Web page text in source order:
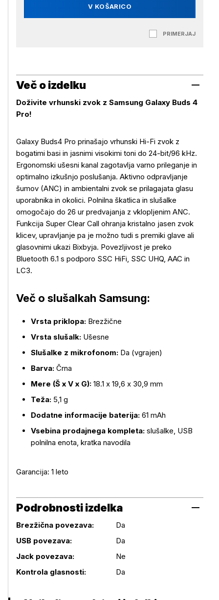
V KOŠARICO
PRIMERJAJ
Več o izdelku
Več o izdelku
Doživite vrhunski zvok z Samsung Galaxy Buds 4
Pro!
Galaxy Buds4 Pro prinašajo vrhunski Hi-Fi zvok z
bogatimi basi in jasnimi visokimi toni do 24-bit/96 kHz.
Ergonomski ušesni kanal zagotavlja varno prileganje in
optimalno izkušnjo poslušanja. Aktivno odpravljanje
šumov (ANC) in ambientalni zvok se prilagajata glasu
uporabnika in okolici. Polnilna škatlica in slušalke
omogočajo do 26 ur predvajanja z vklopljenim ANC.
Funkcija Super Clear Call ohranja kristalno jasen zvok
klicev, upravljanje pa je možno tudi s premiki glave ali
glasovnimi ukazi Bixbyja. Povezljivost je preko
Bluetooth 6.1 s podporo SSC HiFi, SSC UHQ, AAC in
LC3.
Več o slušalkah Samsung:
Vrsta priklopa: Brezžične
Vrsta slušalk: Ušesne
Slušalke z mikrofonom: Da (vgrajen)
Barva: Črna
Mere (Š x V x G): 18.1 x 19,6 x 30,9 mm
Teža: 5,1 g
Dodatne informacije baterija: 61 mAh
Vsebina prodajnega kompleta: slušalke, USB
polnilna enota, kratka navodila
Garancija: 1 leto
Podrobnosti izdelka
Podrobnosti izdelka
Brezžična povezava:
Da
USB povezava:
Da
Jack povezava:
Ne
Kontrola glasnosti:
Da